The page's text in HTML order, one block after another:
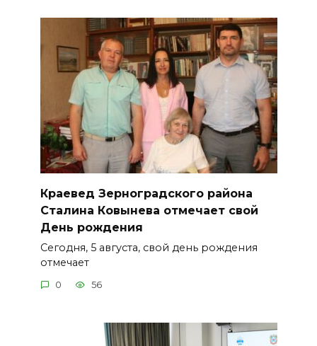
Краевед Зерноградского района
Сталина Ковынева отмечает свой
День рождения
Сегодня, 5 августа, свой день рождения
отмечает
0 56